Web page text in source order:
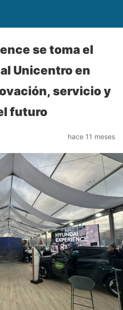
se toma el
Unicentro en
servicio y
futuro
hace 11 meses